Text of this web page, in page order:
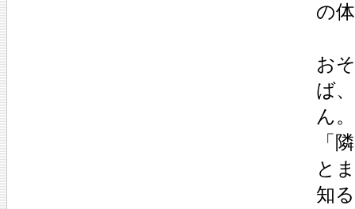
の
お
ば
ん。
「
と
知